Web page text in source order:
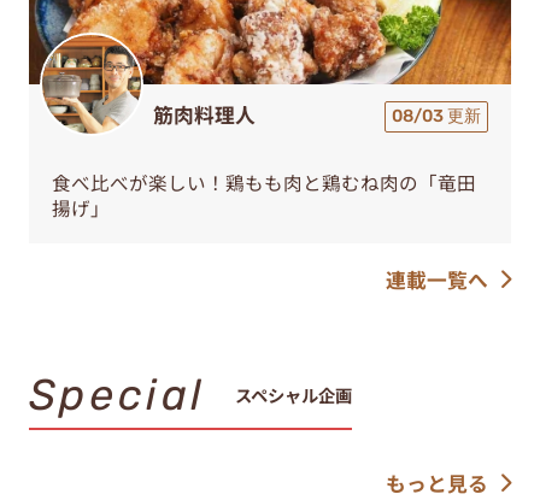
筋肉料理人 08/03 更新
食べ比べが楽しい！鶏もも肉と鶏むね肉の「竜田
揚げ」
連載一覧へ
Special スペシャル企画
もっと見る